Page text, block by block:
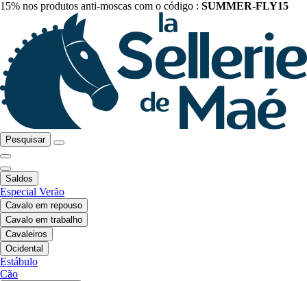
15% nos produtos anti-moscas com o código : SUMMER-FLY15
Pesquisar
Saldos
Especial Verão
Cavalo em repouso
Cavalo em trabalho
Cavaleiros
Ocidental
Estábulo
Cão